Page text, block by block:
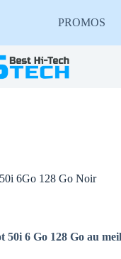
PROMOS
6Go 128 Go Noir
50i 6 Go 128 Go au